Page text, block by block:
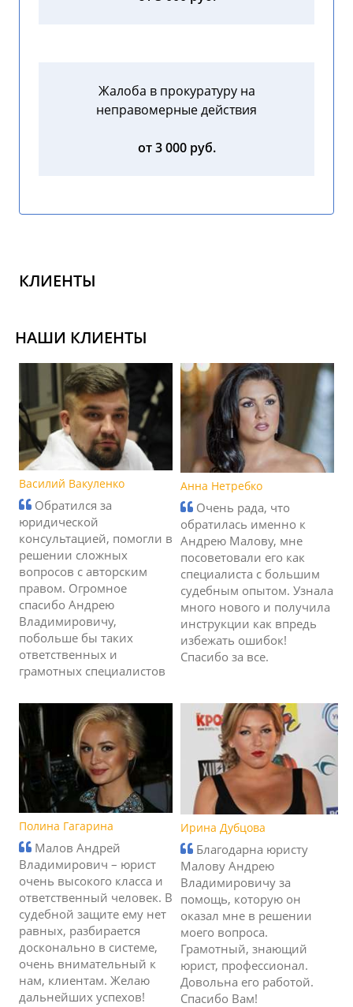
Жалоба в прокуратуру на
неправомерные действия
от 3 000 руб.
КЛИЕНТЫ
НАШИ КЛИЕНТЫ
Василий Вакуленко
Обратился за
юридической
консультацией, помогли в
решении сложных
вопросов с авторским
правом. Огромное
спасибо Андрею
Владимировичу,
побольше бы таких
ответственных и
грамотных специалистов
Анна Нетребко
Очень рада, что
обратилась именно к
Андрею Малову, мне
посоветовали его как
специалиста с большим
судебным опытом. Узнала
много нового и получила
инструкции как впредь
избежать ошибок!
Спасибо за все.
Полина Гагарина
Малов Андрей
Владимирович – юрист
очень высокого класса и
ответственный человек. В
судебной защите ему нет
равных, разбирается
досконально в системе,
очень внимательный к
нам, клиентам. Желаю
дальнейших успехов!
Ирина Дубцова
Благодарна юристу
Малову Андрею
Владимировичу за
помощь, которую он
оказал мне в решении
моего вопроса.
Грамотный, знающий
юрист, профессионал.
Довольна его работой.
Спасибо Вам!